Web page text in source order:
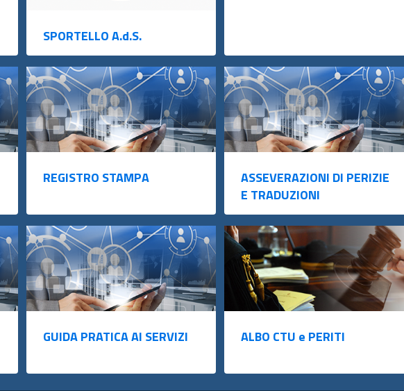
SPORTELLO A.d.S.
REGISTRO STAMPA
ASSEVERAZIONI DI PERIZIE
E TRADUZIONI
GUIDA PRATICA AI SERVIZI ALBO CTU e PERITI